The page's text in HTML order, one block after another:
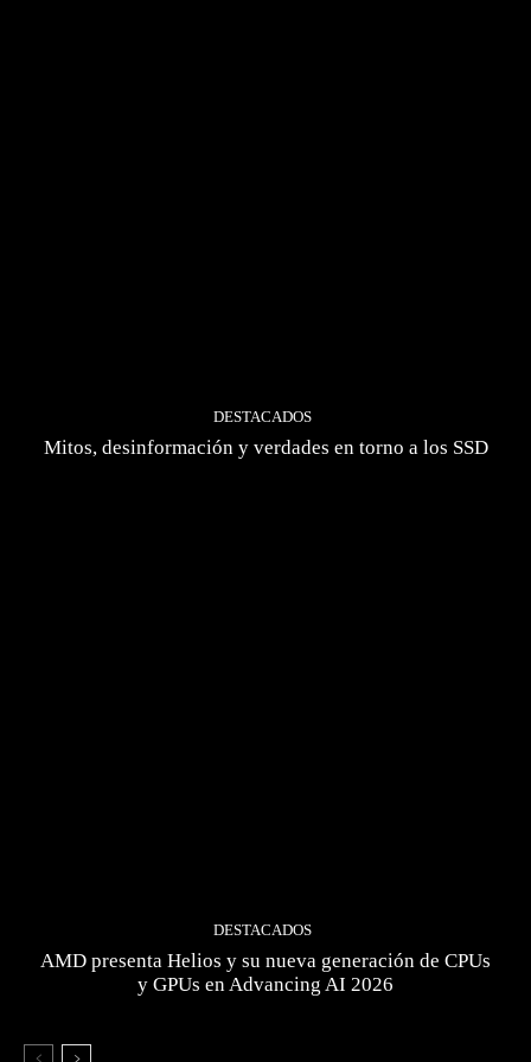
DESTACADOS
Mitos, desinformación y verdades en torno a los SSD
DESTACADOS
AMD presenta Helios y su nueva generación de CPUs
y GPUs en Advancing AI 2026